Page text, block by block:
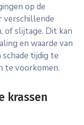
op de
verschillende
of slijtage. Dit kan
en waarde van
tijdig te
te voorkomen.
krassen